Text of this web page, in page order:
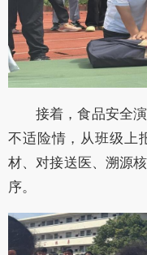
接着，食品安全
不适险情，从班级上
材、对接送医、溯源
序。